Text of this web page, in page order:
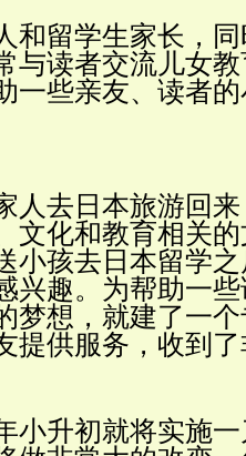
和留学生家长，
与读者交流儿女
一些亲友、读者
人去日本旅游回
文化和教育相关
小孩去日本留学
兴趣。 为帮助一
梦想，就建了一
提供服务，收到
小升初就将实施